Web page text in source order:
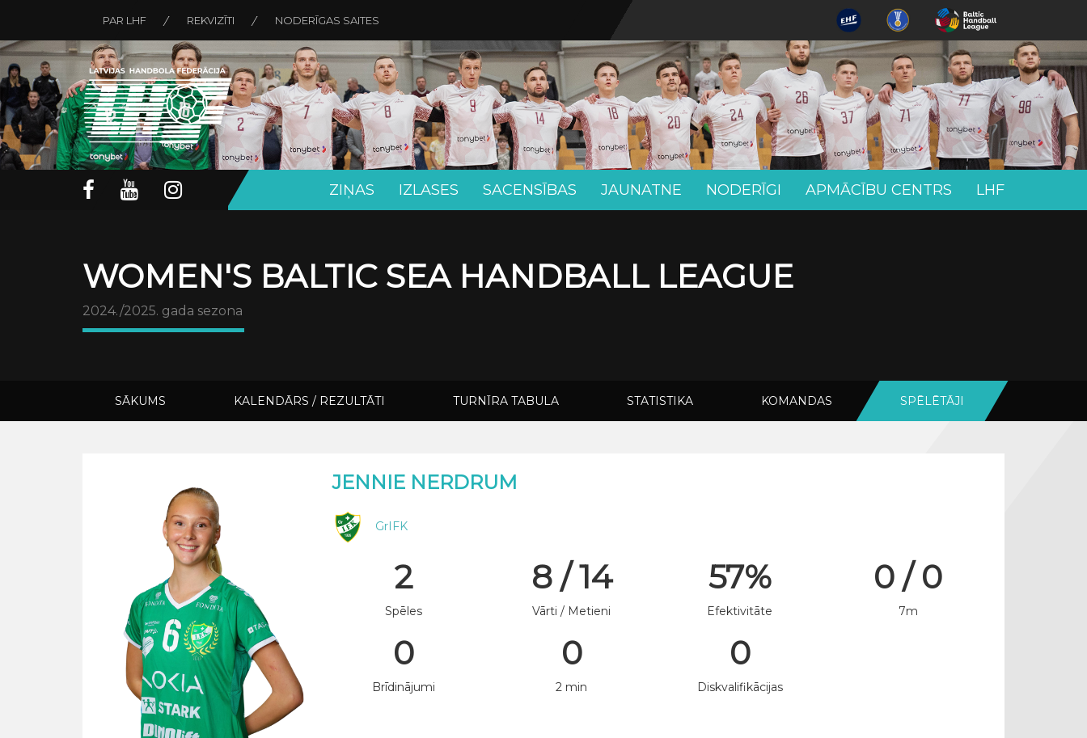
PAR LHF REKVIZĪTI NODERĪGAS SAITES
ZIŅAS IZLASES SACENSĪBAS JAUNATNE NODERĪGI APMĀCĪBU CENTRS LHF
WOMEN'S BALTIC SEA HANDBALL LEAGUE
2024./2025. gada sezona
SĀKUMS KALENDĀRS / REZULTĀTI TURNĪRA TABULA STATISTIKA KOMANDAS SPĒLĒTĀJI
JENNIE NERDRUM
GrIFK
2
Spēles
8 / 14
Vārti / Metieni
57%
Efektivitāte
0 / 0
7m
0
Brīdinājumi
0
2 min
0
Diskvalifikācijas